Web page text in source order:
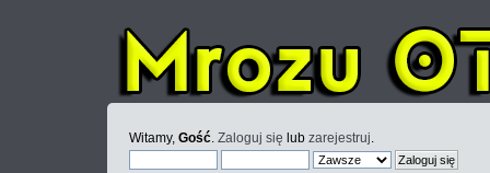
Witamy, Gość Zaloguj się lub zarejestruj